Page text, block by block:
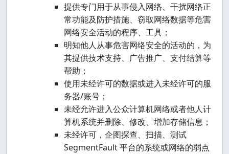
提供专门用于从事侵入网络、干扰网络正
常功能及防护措施、窃取网络数据等危害
网络安全活动的程序、工具；
明知他人从事危害网络安全的活动的，为
其提供技术支持、广告推广、支付结算等
帮助；
使用未经许可的数据或进入未经许可的服
务器/账号；
未经允许进入公众计算机网络或者他人计
算机系统并删除、修改、增加存储信息；
未经许可，企图探查、扫描、测试
SegmentFault 平台的系统或网络的弱点